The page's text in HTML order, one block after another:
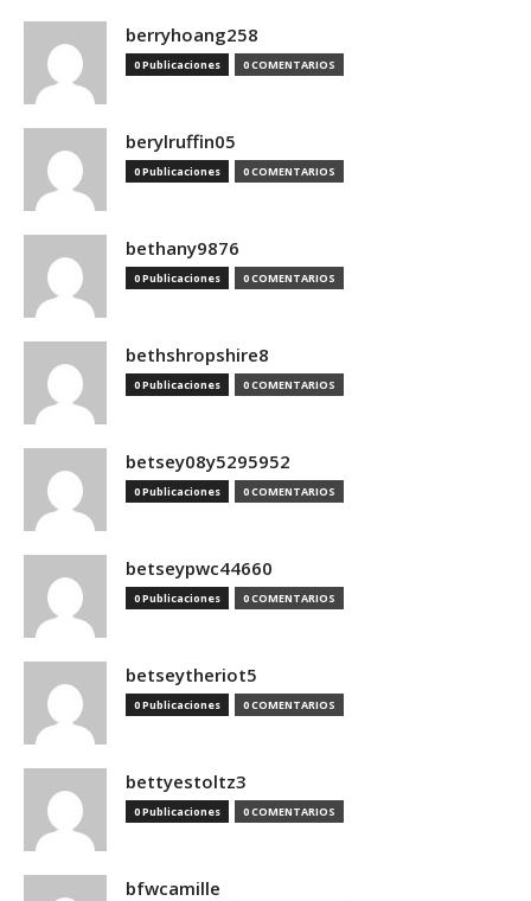
berryhoang258
0 Publicaciones 0 COMENTARIOS
berylruffin05
0 Publicaciones 0 COMENTARIOS
bethany9876
0 Publicaciones 0 COMENTARIOS
bethshropshire8
0 Publicaciones 0 COMENTARIOS
betsey08y5295952
0 Publicaciones 0 COMENTARIOS
betseypwc44660
0 Publicaciones 0 COMENTARIOS
betseytheriot5
0 Publicaciones 0 COMENTARIOS
bettyestoltz3
0 Publicaciones 0 COMENTARIOS
bfwcamille